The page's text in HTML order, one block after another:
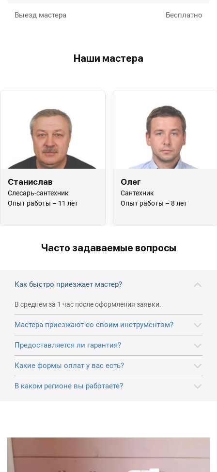
Выезд мастера Бесплатно
Наши мастера
Станислав
Слесарь-сантехник
Опыт работы – 11 лет
Олег
Сантехник
Опыт работы – 8 лет
Часто задаваемые вопросы
Как быстро приезжает мастер?
В среднем за 1 час после оформления заявки.
Мастера приезжают со своим инструментом?
Предоставляется ли гарантия?
Какие формы оплат у вас есть?
В каком регионе вы работаете?